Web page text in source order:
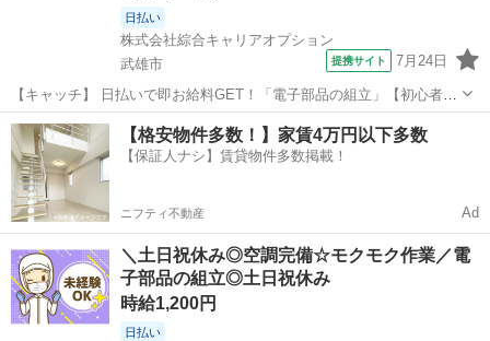
日払い
株式会社綜合キャリアオプション
武雄市
提携サイト 7月24日
【キャッチ】 日払いで即お給料GET！「電子部品の組立」【初心者カ
ンゲイ♪】モノ足りない方に・残業20H未満♪落ち着く少人数の職場!高
時給1250円！ 【コメント】 ＼大手人材派遣会社で働きませんか♪／
「新しい職場は不...
佐賀 武雄市 工場
【格安物件多数！】家賃4万円以下多数
【保証人ナシ】賃貸物件多数掲載！
ニフティ不動産 Ad
＼土日祝休み◎空調完備☆モクモク作業／電
子部品の組立◎土日祝休み
時給1,200円
日払い